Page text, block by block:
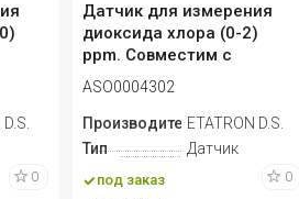
0
Датчик для измерения
диоксида хлора (0-2)
ppm. Совместим с
наличием ПАВ
ASO0004302
ПроизводительETATRON D.S.
Тип
Датчик
под заказ 0